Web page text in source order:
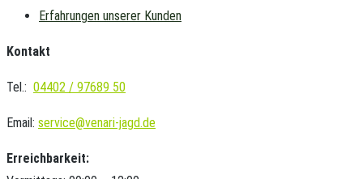
Erfahrungen unserer Kunden
Kontakt
Tel.: 04402 / 97689 50
Email: service@venari-jagd.de
Erreichbarkeit: